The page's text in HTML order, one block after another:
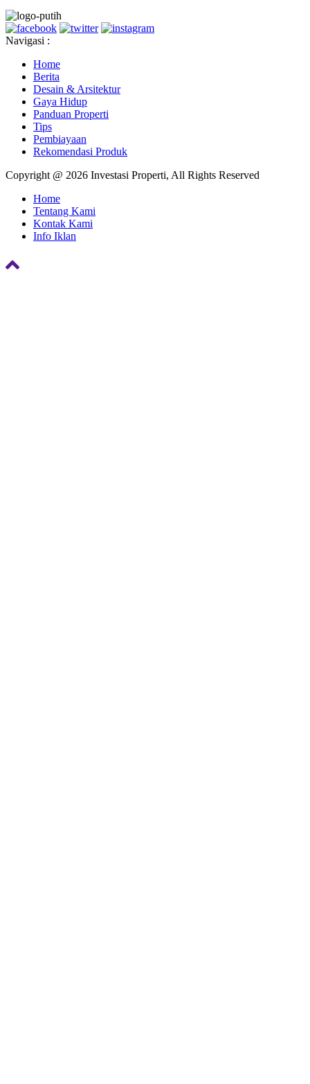
Navigasi :
Home
Berita
Desain & Arsitektur
Gaya Hidup
Panduan Properti
Tips
Pembiayaan
Rekomendasi Produk
Copyright @ 2026 Investasi Properti, All Rights Reserved
Home
Tentang Kami
Kontak Kami
Info Iklan